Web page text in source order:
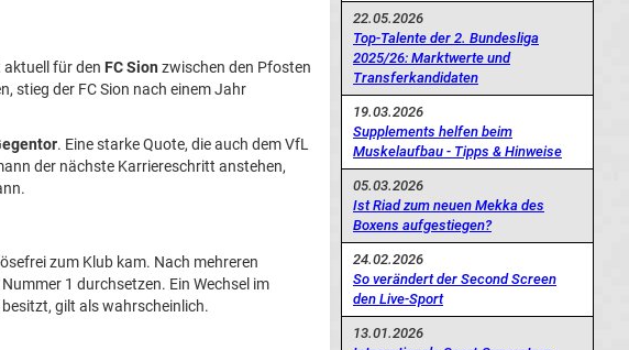
aktuell für den FC Sion zwischen den Pfosten
stieg der FC Sion nach einem Jahr
. Eine starke Quote, die auch dem VfL
der nächste Karriereschritt anstehen,
zum Klub kam. Nach mehreren
1 durchsetzen. Ein Wechsel im
besitzt, gilt als wahrscheinlich.
22.05.2026
Top-Talente der 2. Bundesliga
2025/26: Marktwerte und
Transferkandidaten
19.03.2026
Supplements helfen beim
Muskelaufbau - Tipps & Hinweise
05.03.2026
Ist Riad zum neuen Mekka des
Boxens aufgestiegen?
24.02.2026
So verändert der Second Screen
den Live-Sport
13.01.2026